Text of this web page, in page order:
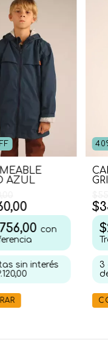
AZUL
con
sin interés
40
3